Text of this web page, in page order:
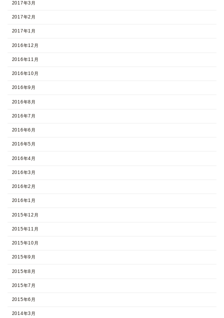
2017年3月
2017年2月
2017年1月
2016年12月
2016年11月
2016年10月
2016年9月
2016年8月
2016年7月
2016年6月
2016年5月
2016年4月
2016年3月
2016年2月
2016年1月
2015年12月
2015年11月
2015年10月
2015年9月
2015年8月
2015年7月
2015年6月
2014年3月